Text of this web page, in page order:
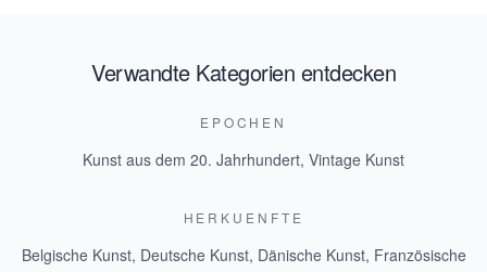
Verwandte Kategorien entdecken
EPOCHEN
Kunst aus dem 20. Jahrhundert, Vintage Kunst
HERKUENFTE
Belgische Kunst, Deutsche Kunst, Dänische Kunst, Französische